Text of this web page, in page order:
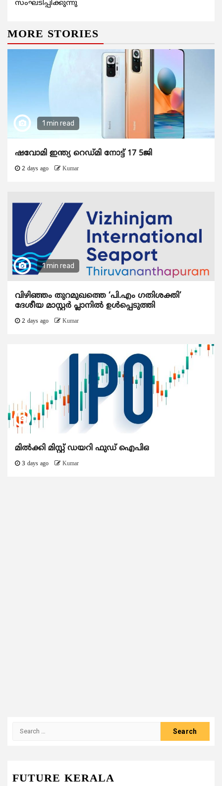
സംഘടിപ്പിക്കുന്നു
MORE STORIES
1 min read
ഷവോമി ഇന്ത്യ റെഡ്മി നോട്ട് 17 5ജി
2 days ago Kumar
1 min read
വിഴിഞ്ഞം തുറമുഖത്തെ ‘പി.എം ഗതിശക്തി’
ദേശീയ മാസ്റ്റർ പ്ലാനിൽ ഉൾപ്പെടുത്തി
2 days ago Kumar
മിൽക്കി മിസ്റ്റ് ഡയറി ഫുഡ് ഐപിഒ
3 days ago Kumar
FUTURE KERALA